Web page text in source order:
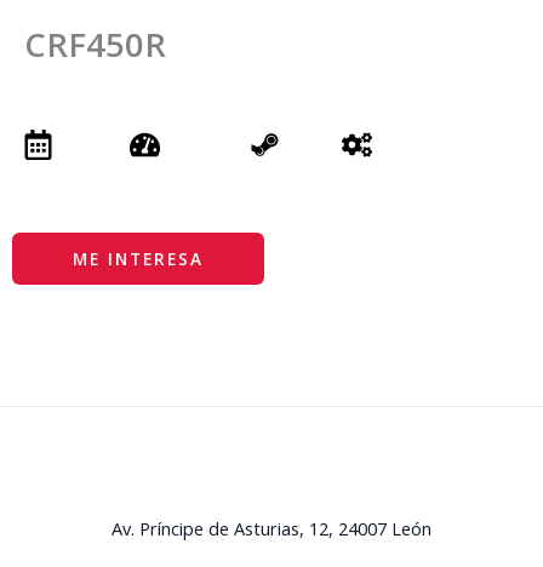
CRF450R
ME INTERESA
Av. Príncipe de Asturias, 12, 24007 León